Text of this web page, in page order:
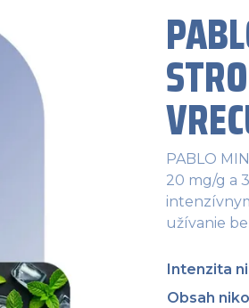
PABLO
20 mg/g a
užívanie
Intenzita
Obsah